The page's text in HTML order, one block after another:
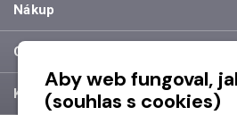
Nákup
O společnosti
Kontakt
Aby web fungoval,
(souhlas s cookies)